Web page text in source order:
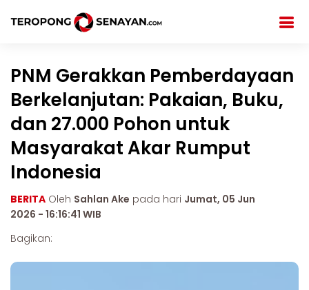
PNM Gerakkan Pemberdayaan
Berkelanjutan: Pakaian, Buku,
dan 27.000 Pohon untuk
Masyarakat Akar Rumput
Indonesia
BERITA Oleh Sahlan Ake pada hari Jumat, 05 Jun
2026 - 16:16:41 WIB
Bagikan: